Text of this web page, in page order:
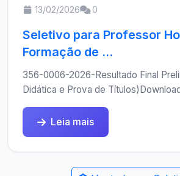
13/02/2026 0
Seletivo para Professor
Formação de ...
356-0006-2026-Resultado Final
Didática e Prova de
Leia mais